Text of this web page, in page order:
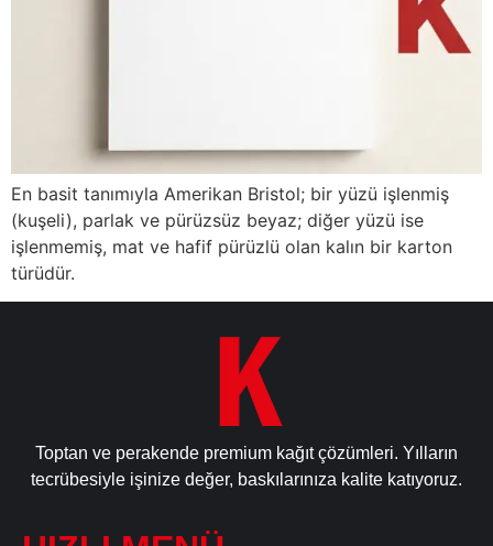
En basit tanımıyla Amerikan Bristol; bir yüzü işlenmiş
(kuşeli), parlak ve pürüzsüz beyaz; diğer yüzü ise
işlenmemiş, mat ve hafif pürüzlü olan kalın bir karton
türüdür.
Toptan ve perakende premium kağıt çözümleri. Yılların
tecrübesiyle işinize değer, baskılarınıza kalite katıyoruz.